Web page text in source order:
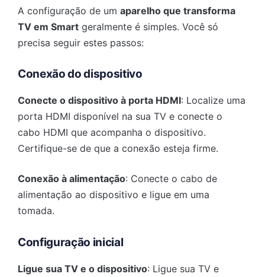
A configuração de um aparelho que transforma
TV em Smart geralmente é simples. Você só
precisa seguir estes passos:
Conexão do dispositivo
Conecte o dispositivo à porta HDMI: Localize uma
porta HDMI disponível na sua TV e conecte o
cabo HDMI que acompanha o dispositivo.
Certifique-se de que a conexão esteja firme.
Conexão à alimentação: Conecte o cabo de
alimentação ao dispositivo e ligue em uma
tomada.
Configuração inicial
Ligue sua TV e o dispositivo: Ligue sua TV e